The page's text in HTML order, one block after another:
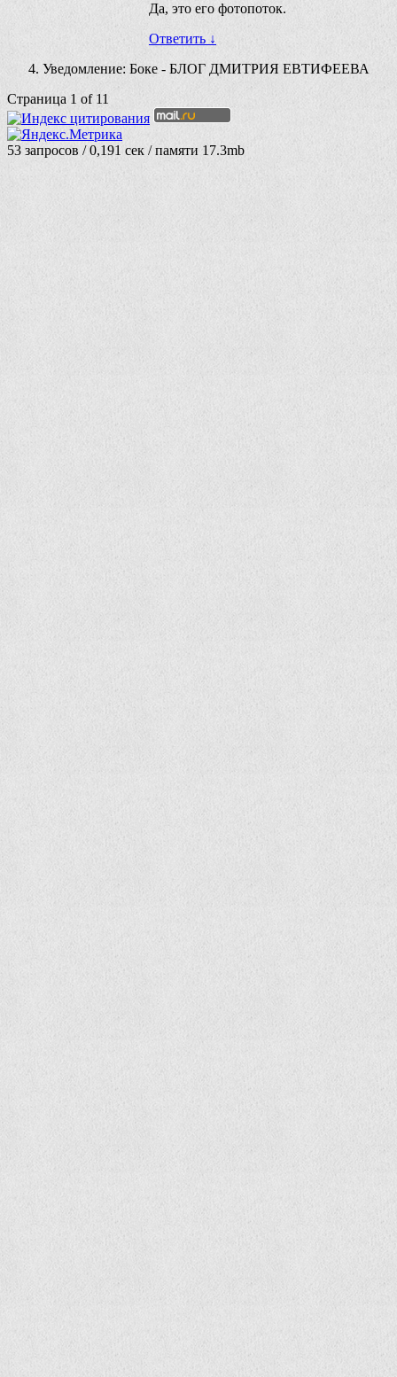
Да, это его фотопоток.
Ответить ↓
Уведомление: Боке - БЛОГ ДМИТРИЯ ЕВТИФЕЕВА
Страница 1 of 11
53 запросов / 0,191 сек / памяти 17.3mb